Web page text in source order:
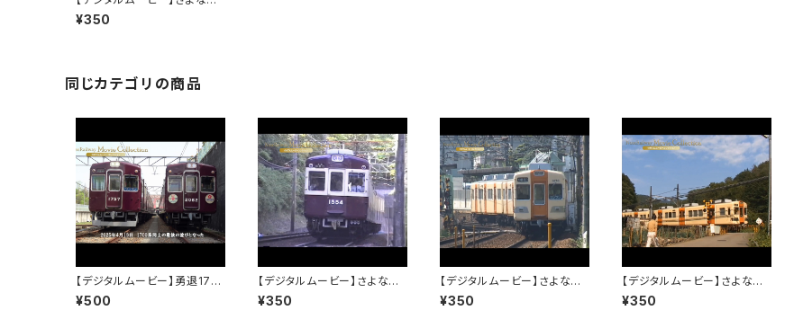
500系～1983年～2016年 3
3年間の活躍～PART-3
¥350
同じカテゴリの商品
【デジタルムービー】勇退1755
～能勢電鉄を支えた君に感謝
～
¥500
【デジタルムービー】さよなら1
500系～1983年～2016年 3
3年間の活躍～PART-1
¥350
【デジタルムービー】さよなら3
100系～僕は君を忘れない～
PART-1
¥350
【デジタルムービー】さよなら3
100系～僕は君を忘れない～
PART-2
¥350